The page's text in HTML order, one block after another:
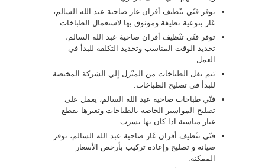
توفر فنّي تنْظيف أفران غاز ضاحية عبد الله السالم،
غاز بنوعية نظيفة وموثوق بها لاستعمال الطباخات.
توفر فنّي تنْظيف أفران ضاحية عبد الله السالم،
تحديد الوقت المناسب وتحديد التكلفة للبدأ في
العمل.
يَتم نقل الطباخات من المنْزل إلي الشركة المختصة
للبدأ في تصليح الطباخات.
فنّي طباخات ضاحية عبد الله السالم، يعمل على
تصليح المواسير الخاصة بالطباخات وتغيرها بقطع
غيار مناسبة اذا كان بها تسرب.
فنّي تنْظيف أفران غَاز ضاحية عبد الله السالم، توفر
صيانة و تصليح وإعادة تركيب بأرخص الأسعار
الممكنة.